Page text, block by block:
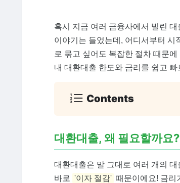
혹시 지금 여러 금융사에서 빌린
이야기는 들었는데, 어디서부터 시
로 묶고 싶어도 복잡한 절차 때문
내 대환대출 한도와 금리를 쉽고
Contents
대환대출, 왜 필요할까요?
대환대출은 말 그대로 여러 개의
바로 '이자 절감' 때문이에요! 금리